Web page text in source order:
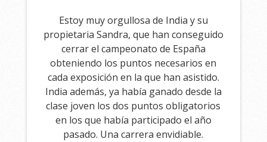
Estoy muy orgullosa de India y su
propietaria Sandra, que han conseguido
cerrar el campeonato de España
obteniendo los puntos necesarios en
cada exposición en la que han asistido.
India además, ya había ganado desde la
clase joven los dos puntos obligatorios
en los que había participado el año
pasado. Una carrera envidiable.